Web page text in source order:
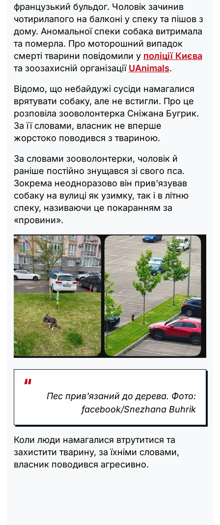
французький бульдог. Чоловік зачинив
чотирилапого на балконі у спеку та пішов з
дому. Аномальної спеки собака витримала
та померла. Про моторошний випадок
смерті тварини повідомили у поліції Києва
та зоозахисній організації UAnimals.
Відомо, що небайдужі сусіди намагалися
врятувати собаку, але не встигли. Про це
розповіла зооволонтерка Сніжана Бугрик.
За її словами, власник не вперше
жорстоко поводився з твариною.
За словами зооволонтерки, чоловік й
раніше постійно знущався зі свого пса.
Зокрема неодноразово він прив'язував
собаку на вулиці як узимку, так і в літню
спеку, називаючи це покаранням за
«провини».
Пес прив'язаний до дерева. Фото:
facebook/Snezhana Buhrik
Коли люди намагалися втрутитися та
захистити тварину, за їхніми словами,
власник поводився агресивно.